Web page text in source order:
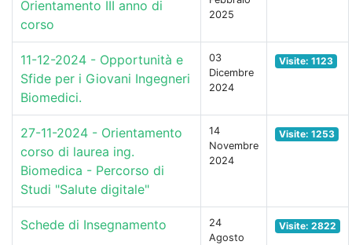
Orientamento III anno di
corso
2025
11-12-2024 - Opportunità e
Sfide per i Giovani Ingegneri
Biomedici.
03
Dicembre
2024
Visite: 1123
27-11-2024 - Orientamento
corso di laurea ing.
Biomedica - Percorso di
Studi "Salute digitale"
14
Novembre
2024
Visite: 1253
Schede di Insegnamento
24
Agosto
Visite: 2822